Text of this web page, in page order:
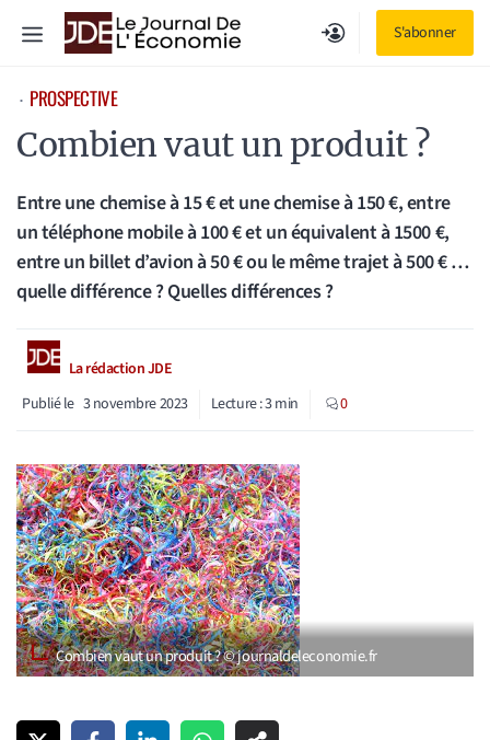
S'abonner
Menu
⋅ PROSPECTIVE
Combien vaut un produit ?
Entre une chemise à 15 € et une chemise à 150 €, entre
un téléphone mobile à 100 € et un équivalent à 1500 €,
entre un billet d’avion à 50 € ou le même trajet à 500 € …
quelle différence ? Quelles différences ?
La rédaction JDE
Publié le 3 novembre 2023 Lecture :3min 0
Combien vaut un produit ? © journaldeleconomie.fr